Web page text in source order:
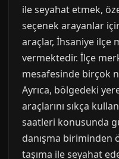
ile seyahat etmek,
seçenek arayanlar
araçlar, İhsaniye ilçe
vermektedir. İlçe
mesafesinde birçok
Ayrıca, bölgedeki
araçlarını sıkça
saatleri konusunda
danışma biriminden
taşıma ile seyahat